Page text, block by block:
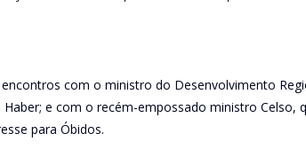
com o ministro do Desenvolvimento
e com o recém-empossado ministro Celso,
para Óbidos.